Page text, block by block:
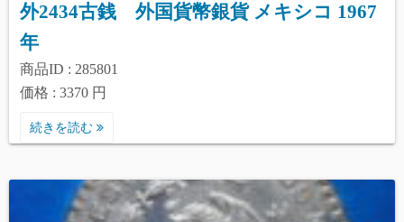
外2434古銭 外国貨幣銀貨 メキシコ 1967
年
商品ID : 285801
価格 : 3370 円
続きを読む